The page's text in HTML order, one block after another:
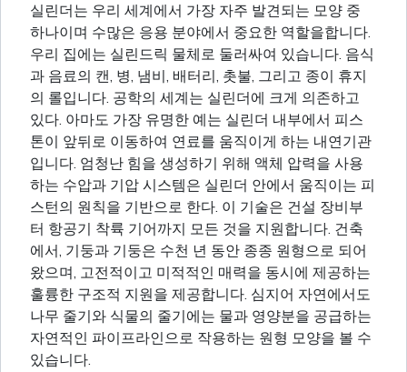
실린더는 우리 세계에서 가장 자주 발견되는 모양 중
하나이며 수많은 응용 분야에서 중요한 역할을합니다.
우리 집에는 실린드릭 물체로 둘러싸여 있습니다. 음식
과 음료의 캔, 병, 냄비, 배터리, 촛불, 그리고 종이 휴지
의 롤입니다. 공학의 세계는 실린더에 크게 의존하고
있다. 아마도 가장 유명한 예는 실린더 내부에서 피스
톤이 앞뒤로 이동하여 연료를 움직이게 하는 내연기관
입니다. 엄청난 힘을 생성하기 위해 액체 압력을 사용
하는 수압과 기압 시스템은 실린더 안에서 움직이는 피
스턴의 원칙을 기반으로 한다. 이 기술은 건설 장비부
터 항공기 착륙 기어까지 모든 것을 지원합니다. 건축
에서, 기둥과 기둥은 수천 년 동안 종종 원형으로 되어
왔으며, 고전적이고 미적적인 매력을 동시에 제공하는
훌륭한 구조적 지원을 제공합니다. 심지어 자연에서도
나무 줄기와 식물의 줄기에는 물과 영양분을 공급하는
자연적인 파이프라인으로 작용하는 원형 모양을 볼 수
있습니다.